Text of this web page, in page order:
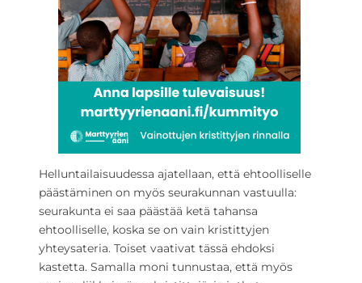
Helluntailaisuudessa ajatellaan, että ehtoolliselle
päästäminen on myös seurakunnan vastuulla:
seurakunta ei saa päästää ketä tahansa
ehtoolliselle, koska se on vain kristittyjen
yhteysateria. Toiset vaativat tässä ehdoksi
kastetta. Samalla moni tunnustaa, että myös